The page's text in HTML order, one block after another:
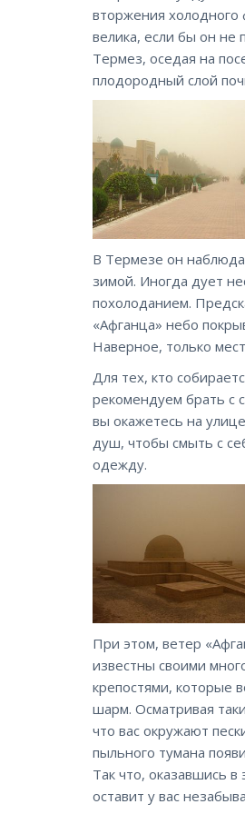
вторжения холодного
велика, если бы он не
Термез, оседая на
плодородный слой
В Термезе он
зимой. Иногда дует
похолоданием.
«Афганца» небо
Наверное, только
Для тех, кто
рекомендуем брать с
вы окажетесь на
душ, чтобы смыть с
одежду.
При этом, ветер
известны своими
крепостями, которые
шарм. Осматривая
что вас окружают
пыльного тумана
Так что, оказавшись
оставит у вас